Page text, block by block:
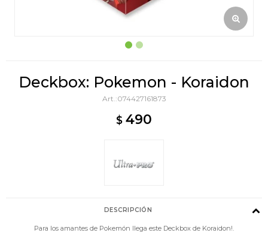
Deckbox: Pokemon - Koraidon
074427161873
$ 490
DESCRIPCIÓN
Para los amantes de Pokemón llega este Deckbox de Koraidon!.